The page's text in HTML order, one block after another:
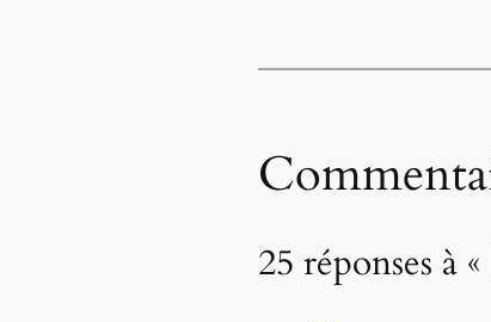
25 réponses à